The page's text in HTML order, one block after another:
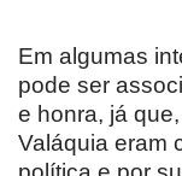
Em algumas
pode ser
e honra, já
Valáquia eram